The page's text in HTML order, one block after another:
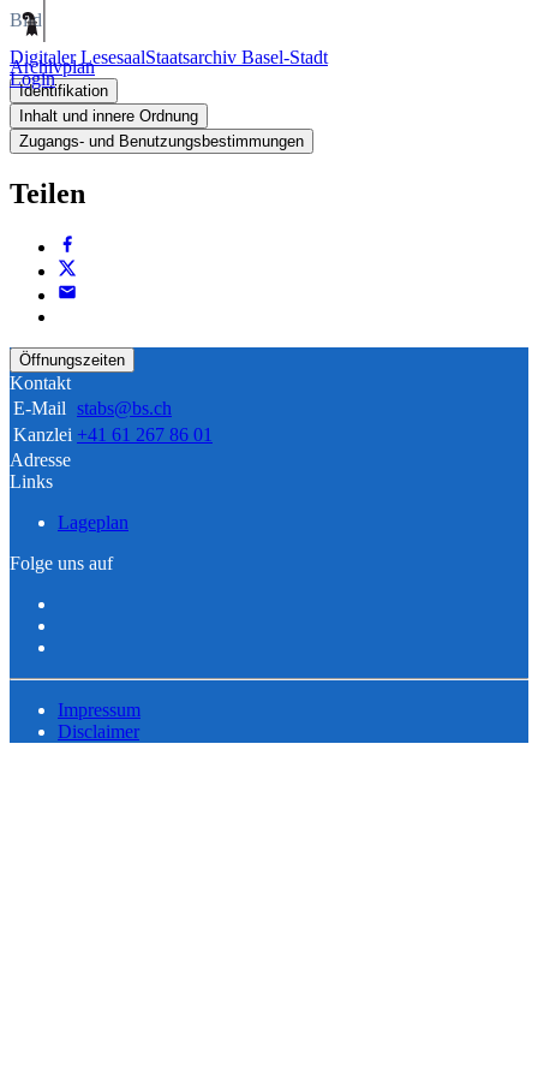
Digitaler LesesaalStaatsarchiv Basel-Stadt
Login
Bild
Archivplan
Identifikation
Inhalt und innere Ordnung
Zugangs- und Benutzungsbestimmungen
Teilen
Öffnungszeiten
Kontakt
E-Mail stabs@bs.ch
Kanzlei +41 61 267 86 01
Adresse
Links
Lageplan
Folge uns auf
Impressum
Disclaimer